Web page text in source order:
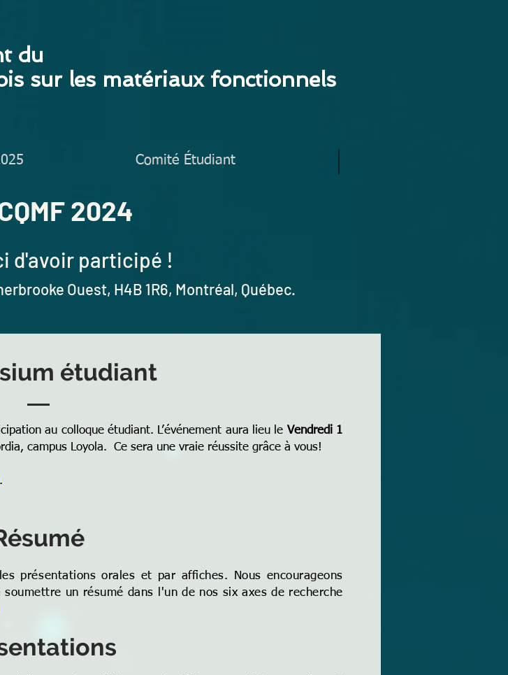
du
sur les matériaux fonctionnels
Comité Étudiant
2024
d'avoir participé !
Ouest, H4B 1R6, Montréal, Québec.
étudiant
au colloque étudiant. L’événement aura lieu le Vendredi 1
campus Loyola. Ce sera une vraie réussite grâce à vous!
.
présentations orales et par affiches. Nous encourageons
un résumé dans l'un de nos six axes de recherche